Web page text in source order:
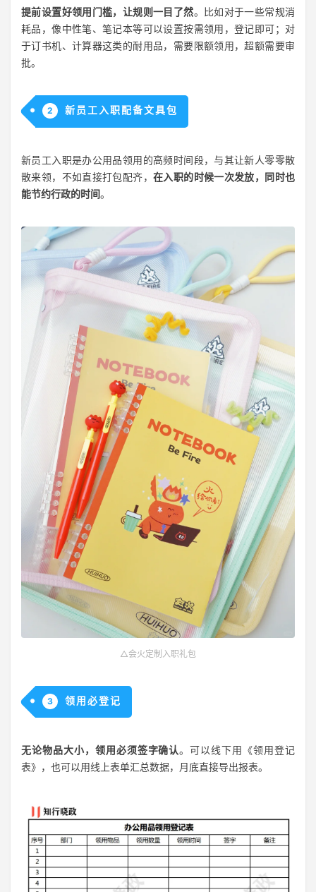
提前设置好领用门槛，让规则一目了然。比如对于一些常规消
耗品，像中性笔、笔记本等可以设置按需领用，登记即可；对
于订书机、计算器这类的耐用品，需要限额领用，超额需要审
批。
2 新员工入职配备文具包
新员工入职是办公用品领用的高频时间段，与其让新人零零散
散来领，不如直接打包配齐， 在入职的时候一次发放，同时也
能节约行政的时间。
△会火定制入职礼包
3 领用必登记
无论物品大小，领用必须签字确认。可以线下用《领用登记
表》，也可以用线上表单汇总数据，月底直接导出报表。